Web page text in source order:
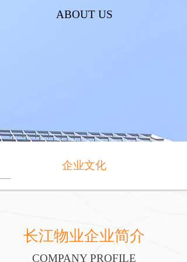
ABOUT US
企业文化
长江物业企业简介
COMPANY PROFILE